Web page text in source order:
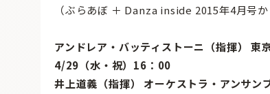
（ぶらあぼ ＋ Danza inside 2015年4月号か
アンドレア・バッティストーニ（指揮） 東
4/29（水・祝）16：00
井上道義（指揮） オーケストラ・アンサ